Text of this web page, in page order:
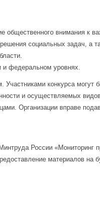
общественного внимания к
социальных задач, а
и федеральном уровнях.
Участниками конкурса
и осуществляемых
Организации вправе
России «Мониторинг
материалов на